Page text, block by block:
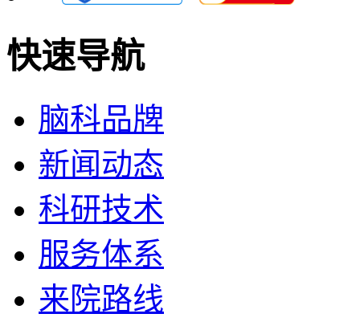
快速导航
脑科品牌
新闻动态
科研技术
服务体系
来院路线